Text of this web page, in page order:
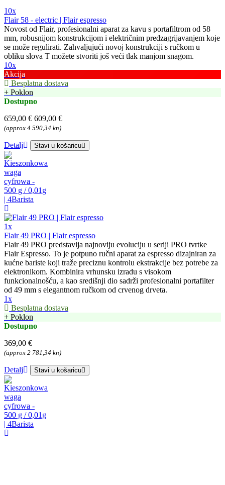
10x
Flair 58 - electric | Flair espresso
Novost od Flair, profesionalni aparat za kavu s portafiltrom od 58
mm, robusnijom konstrukcijom i električnim predzagrijavanjem koje
se može regulirati. Zahvaljujući novoj konstrukciji s ručkom u
obliku slova T možete stvoriti još veći tlak manjom snagom.
10x
Akcija
Besplatna dostava
+ Poklon
Dostupno
659,00 € 609,00 €
(approx 4 590,34 kn)
Detalj Stavi u košaricu
1x
Flair 49 PRO | Flair espresso
Flair 49 PRO predstavlja najnoviju evoluciju u seriji PRO tvrtke
Flair Espresso. To je potpuno ručni aparat za espresso dizajniran za
kućne bariste koji traže preciznu kontrolu ekstrakcije bez potrebe za
elektronikom. Kombinira vrhunsku izradu s visokom
funkcionalnošću, a kao središnji dio sadrži profesionalni portafilter
od 49 mm s elegantnom ručkom od crvenog drveta.
1x
Besplatna dostava
+ Poklon
Dostupno
369,00 €
(approx 2 781,34 kn)
Detalj Stavi u košaricu